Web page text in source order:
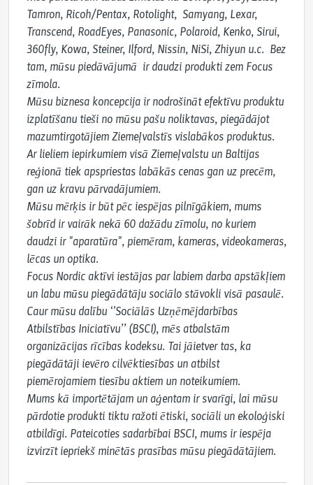
Tamron, Ricoh/Pentax, Rotolight,  Samyang, Lexar,
Transcend, RoadEyes, Panasonic, Polaroid, Kenko, Sirui,
360fly, Kowa, Steiner, Ilford, Nissin, NiSi, Zhiyun u.c.  Bez
tam, mūsu piedāvājumā  ir daudzi produkti zem Focus
zīmola.
Mūsu biznesa koncepcija ir nodrošināt efektīvu produktu
izplatīšanu tieši no mūsu pašu noliktavas, piegādājot
mazumtirgotājiem Ziemeļvalstīs vislabākos produktus.
Ar lieliem iepirkumiem visā Ziemeļvalstu un Baltijas
reģionā tiek apspriestas labākās cenas gan uz precēm,
gan uz kravu pārvadājumiem.
Mūsu mērķis ir būt pēc iespējas pilnīgākiem, mums
šobrīd ir vairāk nekā 60 dažādu zīmolu, no kuriem
daudzi ir "aparatūra", piemēram, kameras, videokameras,
lēcas un optika.
Focus Nordic aktīvi iestājas par labiem darba apstākļiem
un labu mūsu piegādātāju sociālo stāvokli visā pasaulē.
Caur mūsu dalību ‘’Sociālās Uzņēmējdarbības
Atbilstības Iniciatīvu’’ (BSCI), mēs atbalstām
organizācijas rīcības kodeksu. Tai jāietver tas, ka
piegādātāji ievēro cilvēktiesības un atbilst
piemērojamiem tiesību aktiem un noteikumiem.
Mums kā importētājam un aģentam ir svarīgi, lai mūsu
pārdotie produkti tiktu ražoti ētiski, sociāli un ekoloģiski
atbildīgi. Pateicoties sadarbībai BSCI, mums ir iespēja
izvirzīt iepriekš minētās prasības mūsu piegādātājiem.